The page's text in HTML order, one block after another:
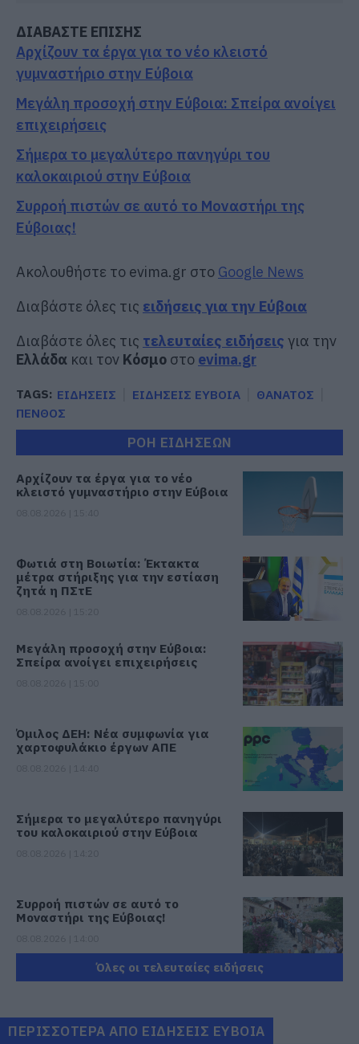
ΔΙΑΒΑΣΤΕ ΕΠΙΣΗΣ
Αρχίζουν τα έργα για το νέο κλειστό
γυμναστήριο στην Εύβοια
Μεγάλη προσοχή στην Εύβοια: Σπείρα ανοίγει
επιχειρήσεις
Σήμερα το μεγαλύτερο πανηγύρι του
καλοκαιριού στην Εύβοια
Συρροή πιστών σε αυτό το Μοναστήρι της
Εύβοιας!
Ακολουθήστε το evima.gr στο Google News
Διαβάστε όλες τις ειδήσεις για την Εύβοια
Διαβάστε όλες τις τελευταίες ειδήσεις για την
Ελλάδα και τον Κόσμο στο evima.gr
TAGS: ΕΙΔΗΣΕΙΣ ΕΙΔΗΣΕΙΣ ΕΥΒΟΙΑ
ΘΑΝΑΤΟΣ
ΠΕΝΘΟΣ
ΡΟΗ ΕΙΔΗΣΕΩΝ
Αρχίζουν τα έργα για το νέο
κλειστό γυμναστήριο στην Εύβοια
Φωτιά στη Βοιωτία: Έκτακτα
μέτρα στήριξης για την εστίαση
ζητά η ΠΣτΕ
Μεγάλη προσοχή στην Εύβοια:
Σπείρα ανοίγει επιχειρήσεις
Όμιλος ΔΕΗ: Νέα συμφωνία για
χαρτοφυλάκιο έργων ΑΠΕ
Σήμερα το μεγαλύτερο πανηγύρι
του καλοκαιριού στην Εύβοια
Συρροή πιστών σε αυτό το
Μοναστήρι της Εύβοιας!
διακοπές τους!
08.08.2026 | 13:40
Όλες οι τελευταίες ειδήσεις
ΠΕΡΙΣΣΟΤΕΡΑ ΑΠΟ ΕΙΔΗΣΕΙΣ ΕΥΒΟΙΑ